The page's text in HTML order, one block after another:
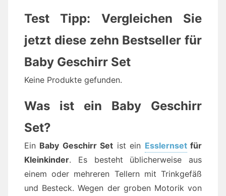
Test Tipp: Vergleichen Sie
jetzt diese zehn Bestseller für
Baby Geschirr Set
Keine Produkte gefunden.
Was ist ein Baby Geschirr
Set?
Ein Baby Geschirr Set ist ein Esslernsetfür
Kleinkinder. Es besteht üblicherweise aus
einem oder mehreren Tellern mit Trinkgefäß
und Besteck. Wegen der groben Motorik von